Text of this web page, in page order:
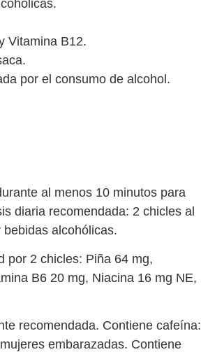
Vitamina B12.
por el consumo de alcohol.
al menos 10 minutos para
diaria recomendada: 2 chicles al
alcohólicas.
por 2 chicles: Piña 64 mg,
B6 20 mg, Niacina 16 mg NE,
recomendada. Contiene cafeína:
embarazadas. Contiene